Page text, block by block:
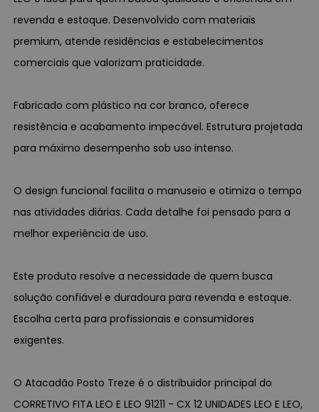
revenda e estoque. Desenvolvido com materiais
premium, atende residências e estabelecimentos
comerciais que valorizam praticidade.
Fabricado com plástico na cor branco, oferece
resistência e acabamento impecável. Estrutura projetada
para máximo desempenho sob uso intenso.
O design funcional facilita o manuseio e otimiza o tempo
nas atividades diárias. Cada detalhe foi pensado para a
melhor experiência de uso.
Este produto resolve a necessidade de quem busca
solução confiável e duradoura para revenda e estoque.
Escolha certa para profissionais e consumidores
exigentes.
O Atacadão Posto Treze é o distribuidor principal do
CORRETIVO FITA LEO E LEO 91211 - CX 12 UNIDADES LEO E LEO,